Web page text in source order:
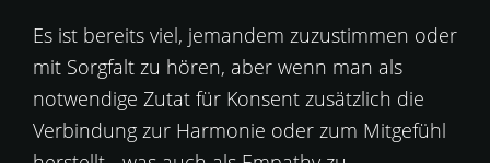
Es ist bereits viel, jemandem zuzustimmen oder
mit Sorgfalt zu hören, aber wenn man als
notwendige Zutat für Konsent zusätzlich die
Verbindung zur Harmonie oder zum Mitgefühl